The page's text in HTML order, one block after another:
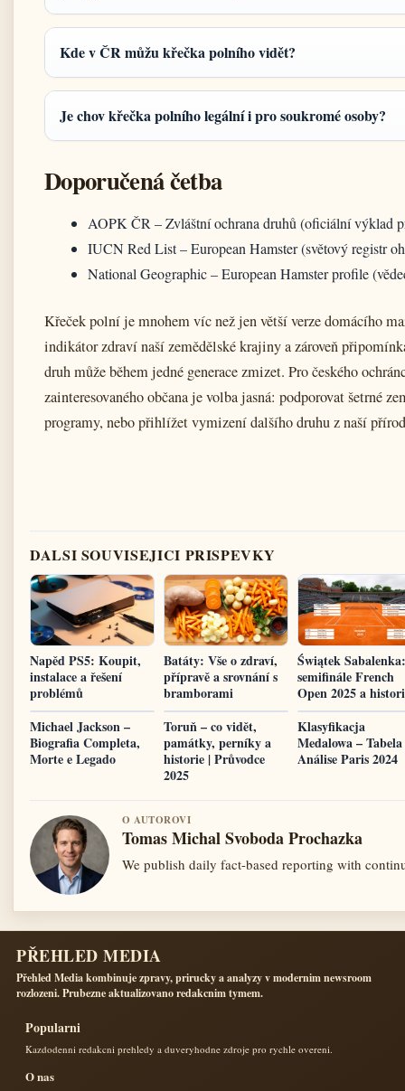
Kde v ČR můžu křečka polního vidět?
Je chov křečka polního legální i pro soukromé osoby?
Doporučená četba
AOPK ČR – Zvláštní ochrana druhů (oficiální výklad
IUCN Red List – European Hamster (světový registr
National Geographic – European Hamster profile
Křeček polní je mnohem víc než jen větší verze domácího
indikátor zdraví naší zemědělské krajiny a zároveň
druh může během jedné generace zmizet. Pro českého
zainteresovaného občana je volba jasná: podporovat šetrné
programy, nebo přihlížet vymizení dalšího druhu z naší
DALSI SOUVISEJICI PRISPEVKY
Napěd PS5: Koupit,
instalace a řešení
problémů
Batáty: Vše o zdraví,
přípravě a srovnání s
bramborami
Świątek Sabalenka:
semifinále French
Open 2025 a
Michael Jackson –
Biografia Completa,
Morte e Legado
Toruň – co vidět,
památky, perníky a
historie | Průvodce
2025
Klasyfikacja
Medalowa – Tabela
Análise Paris 2024
O AUTOROVI
Tomas Michal Svoboda Prochazka
We publish daily fact-based reporting with
PŘEHLED MEDIA
Přehled Media kombinuje zpravy, prirucky a analyzy v modernim newsroom
rozlozeni. Prubezne aktualizovano redakcnim tymem.
Popularni
Kazdodenni redakcni prehledy a duveryhodne zdroje pro rychle overeni.
O nas